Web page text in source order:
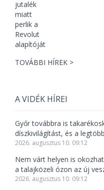
TOVÁBBI HÍREK >
A VIDÉK HÍREI
Győr továbbra is
díszkivilágítást, és a
2026. augusztus 10. 09:12
Nem várt helyen is
a talajközeli ózon az új
2026. augusztus 10. 09:12